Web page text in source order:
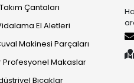
Çantaları
El Aletleri
Makinesi Parçaları
Profesyonel Makaslar
Bıçaklar